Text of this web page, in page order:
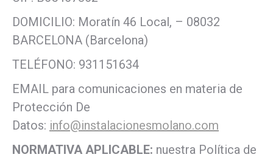
DOMICILIO: Moratín 46 Local, – 08032
BARCELONA (Barcelona)
TELÉFONO: 931151634
EMAIL para comunicaciones en materia de
Protección De
Datos: info@instalacionesmolano.com
NORMATIVA APLICABLE: nuestra Política de